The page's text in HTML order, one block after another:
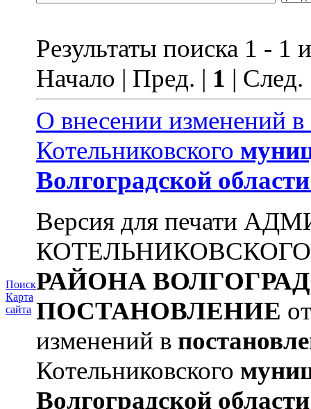
Поиск
Карта
сайта
Результаты поиска 1 - 1
Начало | Пред. | 1 |
О внесении изменений в
Котельниковского
Волгоградской области
Версия для печати
РАЙОНА
ПОСТАНОВЛЕНИЕ
изменений в
Котельниковского
Волгоградской области